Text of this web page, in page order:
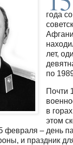
года
лет,
по 1989
Почти
в
этом
февраля – день
и праздник